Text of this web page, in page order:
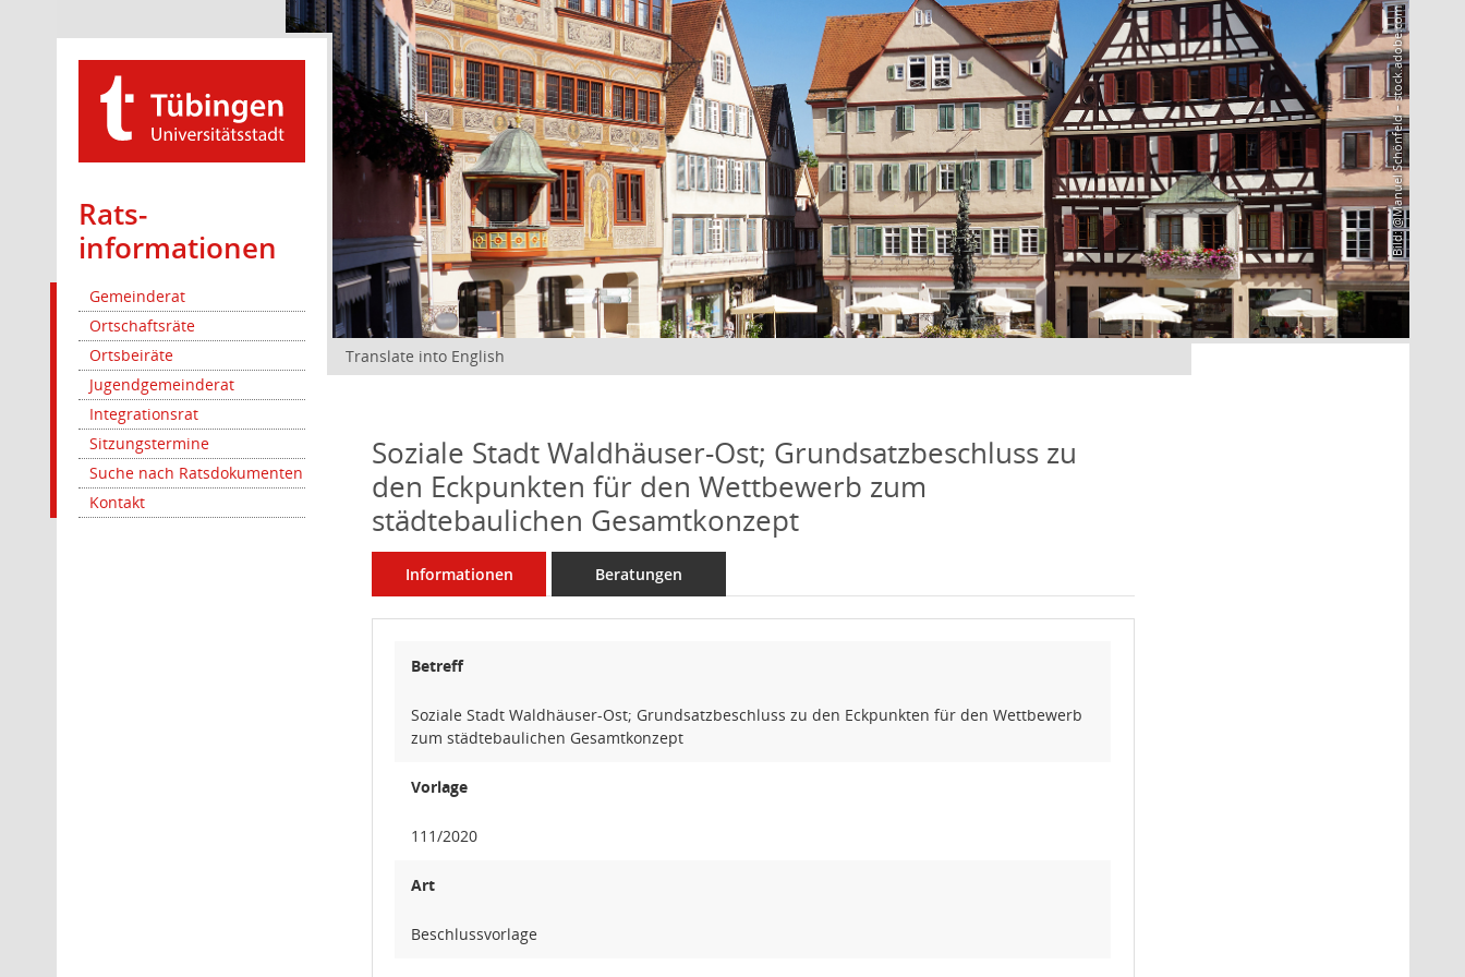
Rats­
informationen
Gemeinderat
Ortschaftsräte
Ortsbeiräte
Jugendgemeinderat
Integrationsrat
Sitzungstermine
Suche nach Ratsdokumenten
Kontakt
Bild: @Manuel Schönfeld – stock.adobe.com
Translate into English
Soziale Stadt Waldhäuser-Ost; Grundsatzbeschluss zu
den Eckpunkten für den Wettbewerb zum
städtebaulichen Gesamtkonzept
Informationen Beratungen
Betreff
Soziale Stadt Waldhäuser-Ost; Grundsatzbeschluss zu den Eckpunkten für den Wettbewerb
zum städtebaulichen Gesamtkonzept
Vorlage
111/2020
Art
Beschlussvorlage